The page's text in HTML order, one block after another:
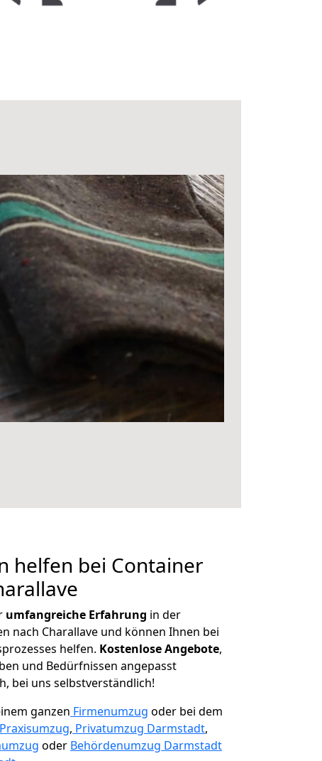
helfen bei Container
umfangreiche Erfahrung in der
nach Charallave und können Ihnen bei
helfen. Kostenlose Angebote,
und Bedürfnissen angepasst
bei uns selbstverständlich!
ganzen Firmenumzug oder bei dem
Praxisumzug, Privatumzug Darmstadt,
oder Behördenumzug Darmstadt